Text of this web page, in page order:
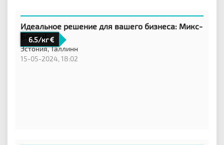
6.5/кг
Идеальное решение для вашего бизнеса: Микс-
Боксы!
Эстония,Таллинн
15-05-2024, 18:02